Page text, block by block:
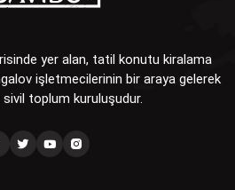
yer alan, tatil konutu kiralama
işletmecilerinin bir araya gelerek
toplum kuruluşudur.